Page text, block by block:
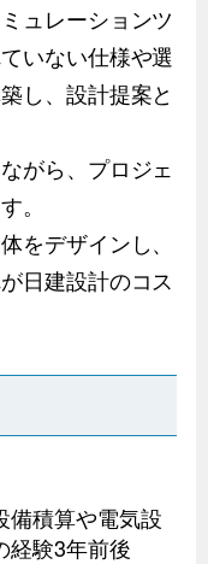
ュレーションツ
いない仕様や選
し、設計提案と
がら、プロジェ
。
をデザインし、
日建設計のコス
備積算や電気設
経験3年前後